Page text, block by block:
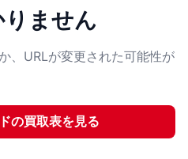
ません
、URLが変更された可能性が
の買取表を見る